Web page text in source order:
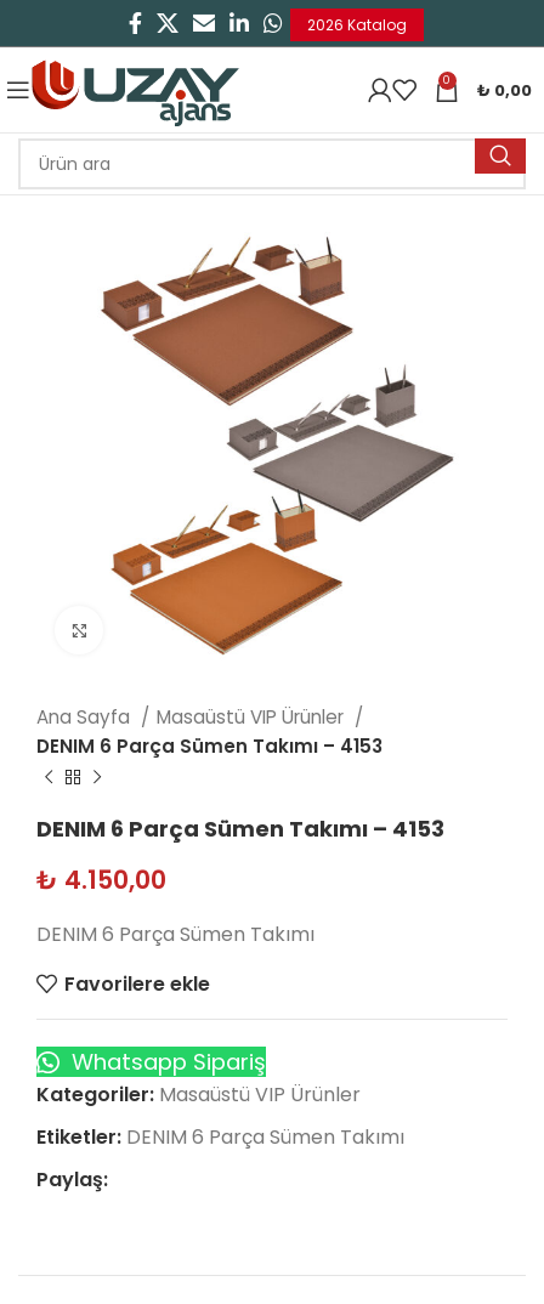
2026 Katalog
0 ₺ 0,00
Click to enlarge
Ana Sayfa
Masaüstü VIP Ürünler
DENIM 6 Parça Sümen Takımı – 4153
DENIM 6 Parça Sümen Takımı – 4153
₺ 4.150,00
DENIM 6 Parça Sümen Takımı
Favorilere ekle
Whatsapp Sipariş
Kategoriler: Masaüstü VIP Ürünler
Etiketler: DENIM 6 Parça Sümen Takımı
Paylaş: